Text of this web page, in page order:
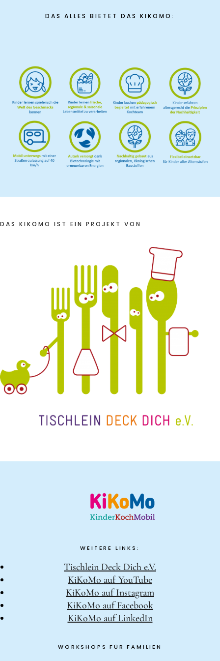
Offene Angebote
Werde Klimabotschafter:in
Outdoor Koch-Geburtstag
Groß & Klein-Kochworkshop
Kindergeburtstag im KiKoMo
Mitmachen
FSJ/BFD/FÖJ
Newsletter
InstagramYouTube
(EU)
DAS ALLES BIETET DAS KIKOMO:
DAS KIKOMO IST EIN PROJEKT VON
WEITERE LINKS:
Tischlein Deck Dich e.V.
KiKoMo auf YouTube
KiKoMo auf Instagram
KiKoMo auf Facebook
KiKoMo auf LinkedIn
WORKSHOPS FÜR FAMILIEN